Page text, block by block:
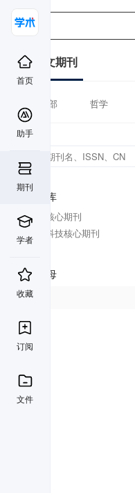
首页
助手
期刊
学者
收藏
订阅
文件
中文期刊
全部 哲学
数据库
北大核心期刊
中国科技核心期刊
首字母
C